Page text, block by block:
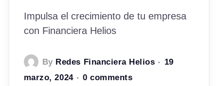
Impulsa el crecimiento de tu empresa
con Financiera Helios
By Redes Financiera Helios
19
marzo, 2024
0 comments